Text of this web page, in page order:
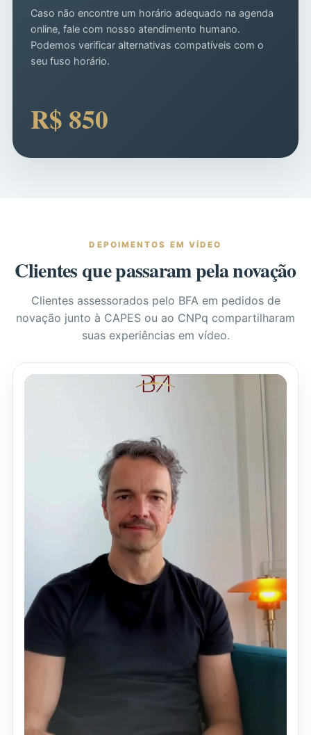
Caso não encontre um horário adequado na agenda
online, fale com nosso atendimento humano.
Podemos verificar alternativas compatíveis com o
seu fuso horário.
R$ 850
DEPOIMENTOS EM VÍDEO
Clientes que passaram pela novação
Clientes assessorados pelo BFA em pedidos de
novação junto à CAPES ou ao CNPq compartilharam
suas experiências em vídeo.